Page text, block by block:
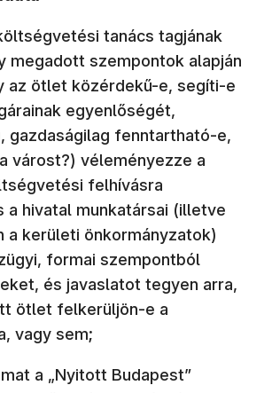
tanács tagjának
megadott szempontok alapján
az ötlet közérdekű-e, segíti-e
egyenlőségét,
gazdaságilag fenntartható-e,
várost?) véleményezze a
felhívásra
a hivatal munkatársai (illetve
a kerületi önkormányzatok)
formai szempontból
és javaslatot tegyen arra,
ötlet felkerüljön-e a
vagy sem;
a „Nyitott Budapest”